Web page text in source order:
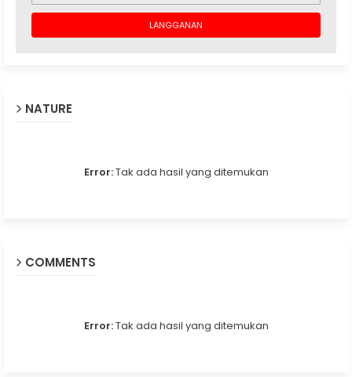
NATURE
Error:Tak ada hasil yang ditemukan
COMMENTS
Error:Tak ada hasil yang ditemukan